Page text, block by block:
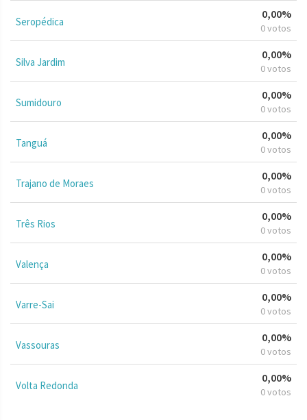
Seropédica
0,00%
0 votos
Silva Jardim
0,00%
0 votos
Sumidouro
0,00%
0 votos
Tanguá
0,00%
0 votos
Trajano de Moraes
0,00%
0 votos
Três Rios
0,00%
0 votos
Valença
0,00%
0 votos
Varre-Sai
0,00%
0 votos
Vassouras
0,00%
0 votos
Volta Redonda
0,00%
0 votos